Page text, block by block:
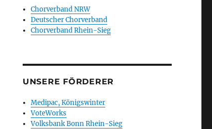
Chorverband NRW
Deutscher Chorverband
Chorverband Rhein-Sieg
UNSERE FÖRDERER
Medipac, Königswinter
VoteWorks
Volksbank Bonn Rhein-Sieg